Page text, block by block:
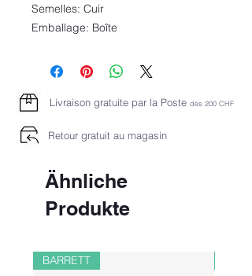
Semelles: Cuir
Emballage: Boîte
Livraison gratuite par la Poste dès 200 CHF
Retour gratuit au magasin
Ähnliche
Produkte
BARRETT